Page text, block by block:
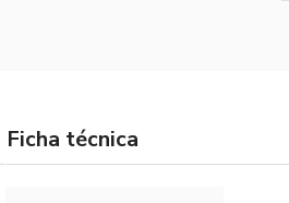
Ficha técnica